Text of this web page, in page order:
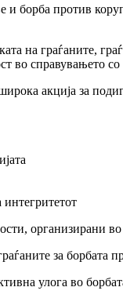
против
на граѓаните,
во справувањето
акција за
организирани
за борбата
улога во